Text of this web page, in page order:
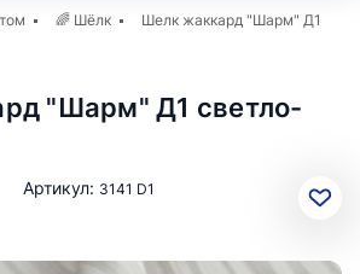
🌈 Шёлк Шелк жаккард "Шарм" Д1
"Шарм" Д1 светло-
Артикул: 3141 D1